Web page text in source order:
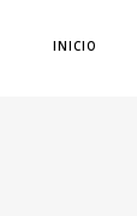
INICIO